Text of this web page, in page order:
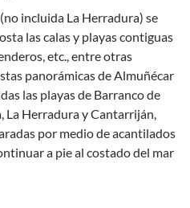
incluida La Herradura) se
las calas y playas contiguas
etc., entre otras
panorámicas de Almuñécar
las playas de Barranco de
La Herradura y Cantarriján,
por medio de acantilados
a pie al costado del mar